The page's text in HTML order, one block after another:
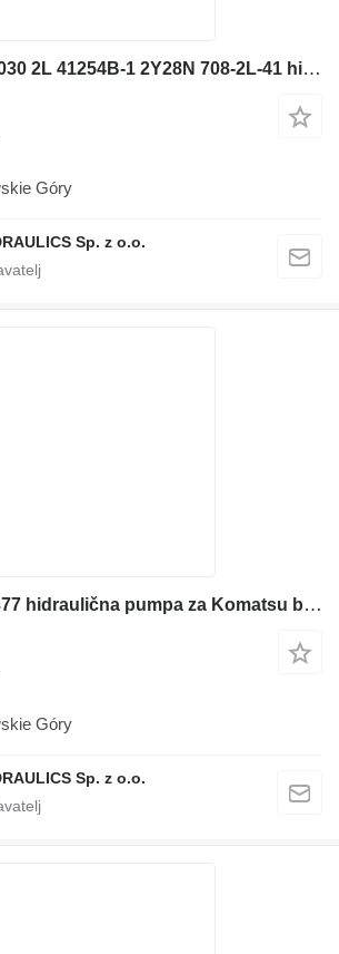
Komatsu DZH51030 2L 41254B-1 2Y28N 708-2L-41 hidraulična pumpa za Komatsu bagera
Góry
Sp. z o.o.
Komatsu D1125377 hidraulična pumpa za Komatsu bagera
Góry
Sp. z o.o.